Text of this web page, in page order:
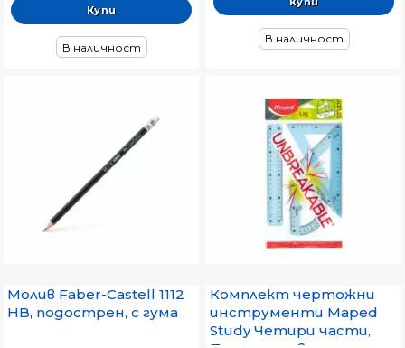
В наличност
В наличност
Молив Faber-Castell 1112
HB, подострен, с гума
Комплект чертожни
инструменти Maped
Study Четири части,